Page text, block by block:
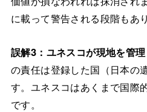
に載って警告される段階もあ
誤解3：ユネスコが現地を管理
の責任は登録した国（日本の
す。ユネスコはあくまで国際
です。